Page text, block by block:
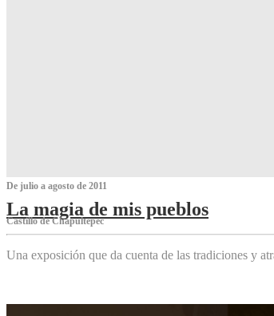
De julio a agosto de 2011
La magia de mis pueblos
Castillo de Chapultepec
Una exposición que da cuenta de las tradiciones y